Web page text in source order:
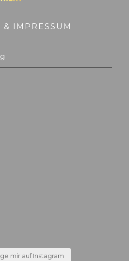
& IMPRESSUM
mir auf Instagram